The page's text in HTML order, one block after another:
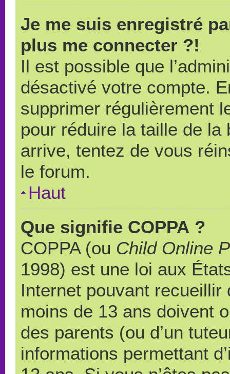
Je me suis enregistré
plus me connecter ?!
Il est possible que
désactivé votre compte.
supprimer régulièrement
pour réduire la taille de
arrive, tentez de vous
le forum.
Haut
Que signifie COPPA ?
COPPA (ou Child Online
1998) est une loi aux
Internet pouvant
moins de 13 ans doivent
des parents (ou d’un
informations permettant